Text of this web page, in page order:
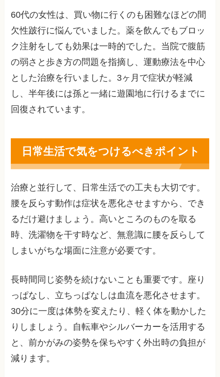
60代の女性は、買い物に行くのも困難なほどの間
欠性跛行に悩んでいました。薬を飲んでもブロッ
ク注射をしても効果は一時的でした。当院で腹筋
の弱さと歩き方の問題を指摘し、運動療法を中心
とした治療を行いました。3ヶ月で症状が軽減
し、半年後には孫と一緒に遊園地に行けるまでに
回復されています。
日常生活で気をつけるべきポイント
治療と並行して、日常生活での工夫も大切です。
腰を反らす動作は症状を悪化させますから、でき
るだけ避けましょう。高いところのものを取る
時、洗濯物を干す時など、無意識に腰を反らして
しまいがちな場面に注意が必要です。
長時間同じ姿勢を続けないことも重要です。座り
っぱなし、立ちっぱなしは血流を悪化させます。
30分に一度は体勢を変えたり、軽く体を動かした
りしましょう。自転車やシルバーカーを活用する
と、前かがみの姿勢を保ちやすく外出時の負担が
減ります。